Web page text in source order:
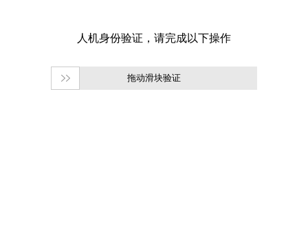
拖动滑块验证